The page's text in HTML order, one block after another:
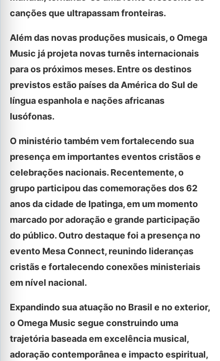
canções que ultrapassam fronteiras.
Além das novas produções musicais, o Omega
Music já projeta novas turnês internacionais
para os próximos meses. Entre os destinos
previstos estão países da América do Sul de
língua espanhola e nações africanas
lusófonas.
O ministério também vem fortalecendo sua
presença em importantes eventos cristãos e
celebrações nacionais. Recentemente, o
grupo participou das comemorações dos 62
anos da cidade de Ipatinga, em um momento
marcado por adoração e grande participação
do público. Outro destaque foi a presença no
evento Mesa Connect, reunindo lideranças
cristãs e fortalecendo conexões ministeriais
em nível nacional.
Expandindo sua atuação no Brasil e no exterior,
o Omega Music segue construindo uma
trajetória baseada em excelência musical,
adoração contemporânea e impacto espiritual,